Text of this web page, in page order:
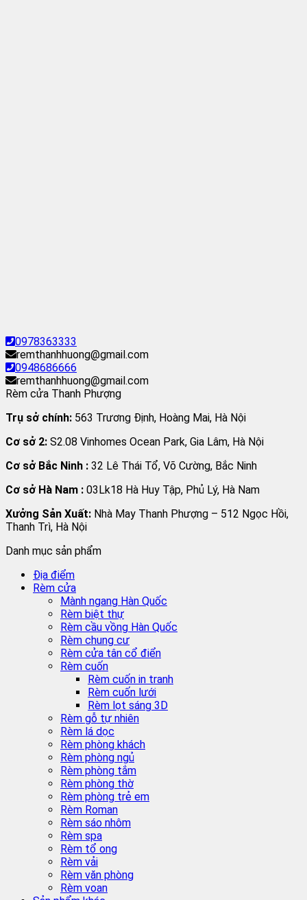
0978363333
remthanhhuong@gmail.com
0948686666
remthanhhuong@gmail.com
Rèm cửa Thanh Phượng
Trụ sở chính: 563 Trương Định, Hoàng Mai, Hà Nội
Cơ sở 2: S2.08 Vinhomes Ocean Park, Gia Lâm, Hà Nội
Cơ sở Bắc Ninh : 32 Lê Thái Tổ, Võ Cường, Bắc Ninh
Cơ sở Hà Nam : 03Lk18 Hà Huy Tập, Phủ Lý, Hà Nam
Xưởng Sản Xuất: Nhà May Thanh Phượng – 512 Ngọc Hồi,
Thanh Trì, Hà Nội
Danh mục sản phẩm
Địa điểm
Rèm cửa
Mành ngang Hàn Quốc
Rèm biệt thự
Rèm cầu vồng Hàn Quốc
Rèm chung cư
Rèm cửa tân cổ điển
Rèm cuốn
Rèm cuốn in tranh
Rèm cuốn lưới
Rèm lọt sáng 3D
Rèm gỗ tự nhiên
Rèm lá dọc
Rèm phòng khách
Rèm phòng ngủ
Rèm phòng tắm
Rèm phòng thờ
Rèm phòng trẻ em
Rèm Roman
Rèm sáo nhôm
Rèm spa
Rèm tổ ong
Rèm vải
Rèm văn phòng
Rèm voan